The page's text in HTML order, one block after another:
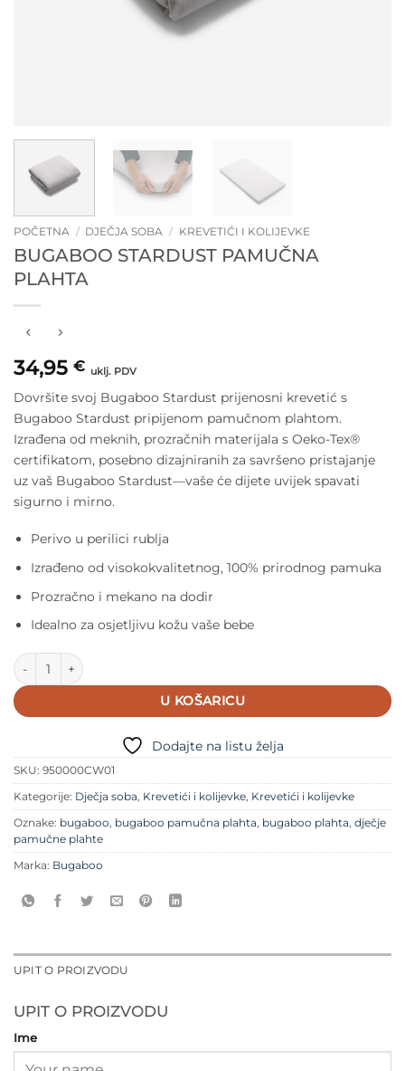
POČETNA / DJEČJA SOBA / KREVETIĆI I KOLIJEVKE
BUGABOO STARDUST PAMUČNA
PLAHTA
34,95 € uklj. PDV
Dovršite svoj Bugaboo Stardust prijenosni krevetić s
Bugaboo Stardust pripijenom pamučnom plahtom.
Izrađena od meknih, prozračnih materijala s Oeko-Tex®
certifikatom, posebno dizajniranih za savršeno pristajanje
uz vaš Bugaboo Stardust—vaše će dijete uvijek spavati
sigurno i mirno.
Perivo u perilici rublja
Izrađeno od visokokvalitetnog, 100% prirodnog pamuka
Prozračno i mekano na dodir
Idealno za osjetljivu kožu vaše bebe
Bugaboo Stardust pamučna plahta količina
U KOŠARICU
Dodajte na listu želja
SKU: 950000CW01
Kategorije: Dječja soba, Krevetići i kolijevke, Krevetići i kolijevke
Oznake: bugaboo, bugaboo pamučna plahta, bugaboo plahta, dječje
pamučne plahte
Marka: Bugaboo
UPIT O PROIZVODU
UPIT O PROIZVODU
Ime